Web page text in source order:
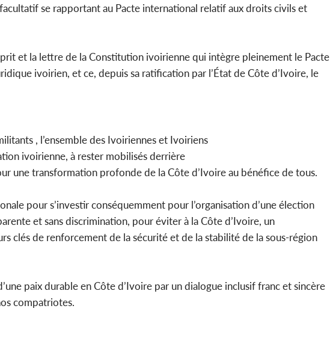
se rapportant au Pacte international relatif aux droits civils et
et la lettre de la Constitution ivoirienne qui intègre pleinement le Pacte
ivoirien, et ce, depuis sa ratification par l’État de Côte d’Ivoire, le
, l’ensemble des Ivoiriennes et Ivoiriens
ivoirienne, à rester mobilisés derrière
une transformation profonde de la Côte d’Ivoire au bénéfice de tous.
pour s’investir conséquemment pour l’organisation d’une élection
et sans discrimination, pour éviter à la Côte d’Ivoire, un
clés de renforcement de la sécurité et de la stabilité de la sous-région
paix durable en Côte d’Ivoire par un dialogue inclusif franc et sincère
compatriotes.